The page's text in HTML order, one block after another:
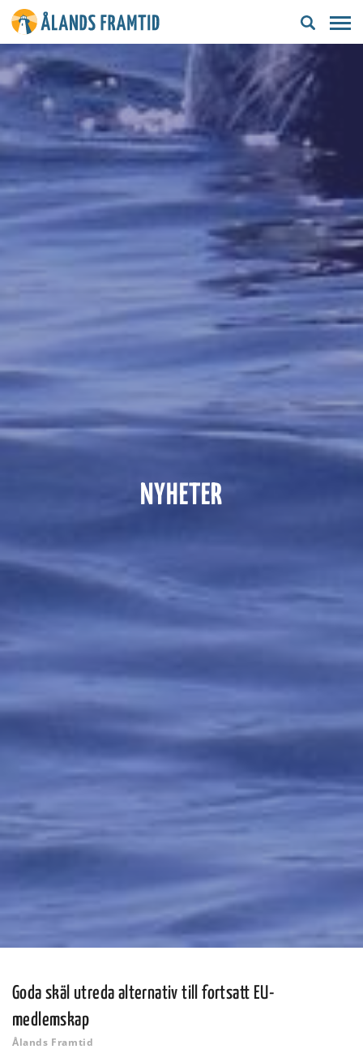
NYHETER
Goda skäl utreda alternativ till fortsatt EU-
medlemskap
Ålands Framtid